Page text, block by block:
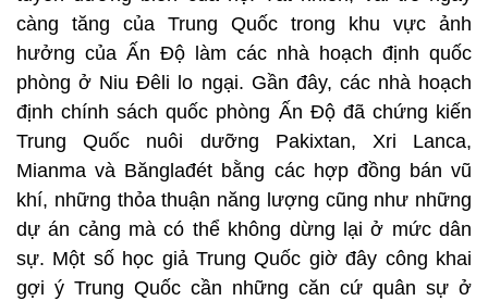
càng tăng của Trung Quốc trong khu vực ảnh
hưởng của Ấn Độ làm các nhà hoạch định quốc
phòng ở Niu Đêli lo ngại. Gần đây, các nhà hoạch
định chính sách quốc phòng Ấn Độ đã chứng kiến
Trung Quốc nuôi dưỡng Pakixtan, Xri Lanca,
Mianma và Bănglađét bằng các hợp đồng bán vũ
khí, những thỏa thuận năng lượng cũng như những
dự án cảng mà có thể không dừng lại ở mức dân
sự. Một số học giả Trung Quốc giờ đây công khai
gợi ý Trung Quốc cần những căn cứ quân sự ở